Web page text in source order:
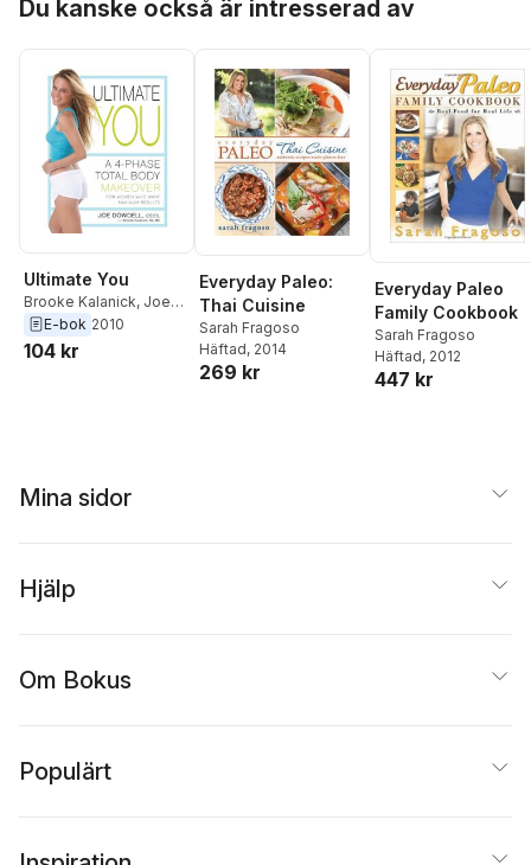
Du kanske också är intresserad av
Ultimate You
Brooke Kalanick, Joe
Dowdell
E-bok 2010
104 kr
Everyday Paleo:
Thai Cuisine
Sarah Fragoso
Häftad, 2014
269 kr
Everyday Paleo
Family Cookbook
Sarah Fragoso
Häftad, 2012
447 kr
Mina sidor
Hjälp
Om Bokus
Populärt